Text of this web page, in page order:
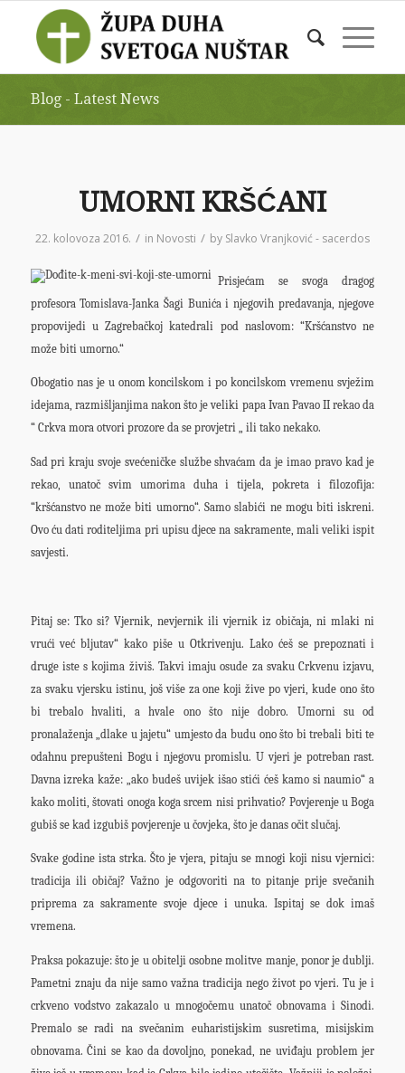
Blog - Latest News
UMORNI KRŠĆANI
22. kolovoza 2016. / in Novosti / by Slavko Vranjković - sacerdos
Prisjećam se svoga dragog
profesora Tomislava-Janka Šagi Bunića i njegovih predavanja, njegove
propovijedi u Zagrebačkoj katedrali pod naslovom: “Kršćanstvo ne
može biti umorno.“
Obogatio nas je u onom koncilskom i po koncilskom vremenu svježim
idejama, razmišljanjima nakon što je veliki papa Ivan Pavao II rekao da
“ Crkva mora otvori prozore da se provjetri „ ili tako nekako.
Sad pri kraju svoje svećeničke službe shvaćam da je imao pravo kad je
rekao, unatoč svim umorima duha i tijela, pokreta i filozofija:
“kršćanstvo ne može biti umorno“. Samo slabići ne mogu biti iskreni.
Ovo ću dati roditeljima pri upisu djece na sakramente, mali veliki ispit
savjesti.
Pitaj se: Tko si? Vjernik, nevjernik ili vjernik iz običaja, ni mlaki ni
vrući već bljutav“ kako piše u Otkrivenju. Lako ćeš se prepoznati i
druge iste s kojima živiš. Takvi imaju osude za svaku Crkvenu izjavu,
za svaku vjersku istinu, još više za one koji žive po vjeri, kude ono što
bi trebalo hvaliti, a hvale ono što nije dobro. Umorni su od
pronalaženja „dlake u jajetu“ umjesto da budu ono što bi trebali biti te
odahnu prepušteni Bogu i njegovu promislu. U vjeri je potreban rast.
Davna izreka kaže: „ako budeš uvijek išao stići ćeš kamo si naumio“ a
kako moliti, štovati onoga koga srcem nisi prihvatio? Povjerenje u Boga
gubiš se kad izgubiš povjerenje u čovjeka, što je danas očit slučaj.
Svake godine ista strka. Što je vjera, pitaju se mnogi koji nisu vjernici:
tradicija ili običaj? Važno je odgovoriti na to pitanje prije svečanih
priprema za sakramente svoje djece i unuka. Ispitaj se dok imaš
vremena.
Praksa pokazuje: što je u obitelji osobne molitve manje, ponor je dublji.
Pametni znaju da nije samo važna tradicija nego život po vjeri. Tu je i
crkveno vodstvo zakazalo u mnogočemu unatoč obnovama i Sinodi.
Premalo se radi na svečanim euharistijskim susretima, misijskim
obnovama. Čini se kao da dovoljno, ponekad, ne uviđaju problem jer